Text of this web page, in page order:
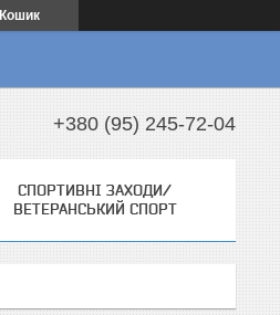
Кошик
+380 (95) 245-72-04
СПОРТИВНІ ЗАХОДИ/
ВЕТЕРАНСЬКИЙ СПОРТ